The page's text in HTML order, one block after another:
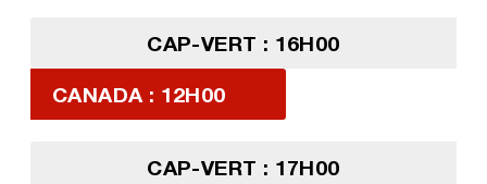
CAP-VERT : 16H00
CANADA : 12H00
CAP-VERT : 17H00